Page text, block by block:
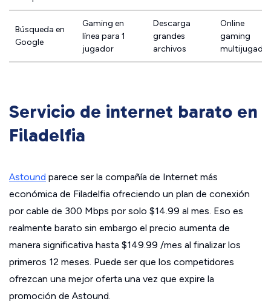
Búsqueda en
Google
Gaming en
línea para 1
jugador
Descarga
grandes
archivos
Online
gaming
multijugador
Servicio de internet barato en
Filadelfia
Astound parece ser la compañía de Internet más
económica de Filadelfia ofreciendo un plan de conexión
por cable de 300 Mbps por solo $14.99 al mes. Eso es
realmente barato sin embargo el precio aumenta de
manera significativa hasta $149.99 /mes al finalizar los
primeros 12 meses. Puede ser que los competidores
ofrezcan una mejor oferta una vez que expire la
promoción de Astound.